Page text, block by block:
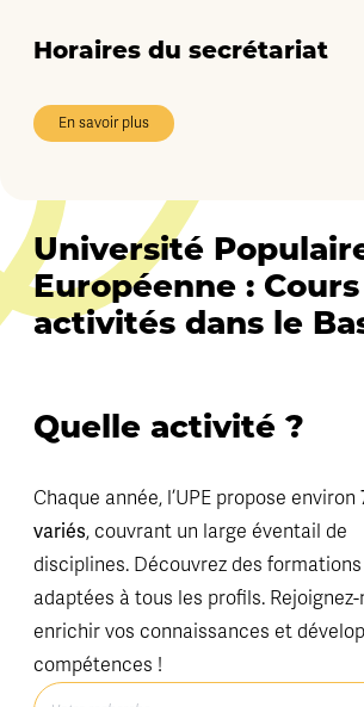
Horaires du secrétariat
En savoir plus
Université
Européenne :
activités dans le
Quelle activité ?
Chaque année, l’UPE propose environ
variés, couvrant un large éventail de
disciplines. Découvrez des
adaptées à tous les profils.
enrichir vos connaissances et
compétences !